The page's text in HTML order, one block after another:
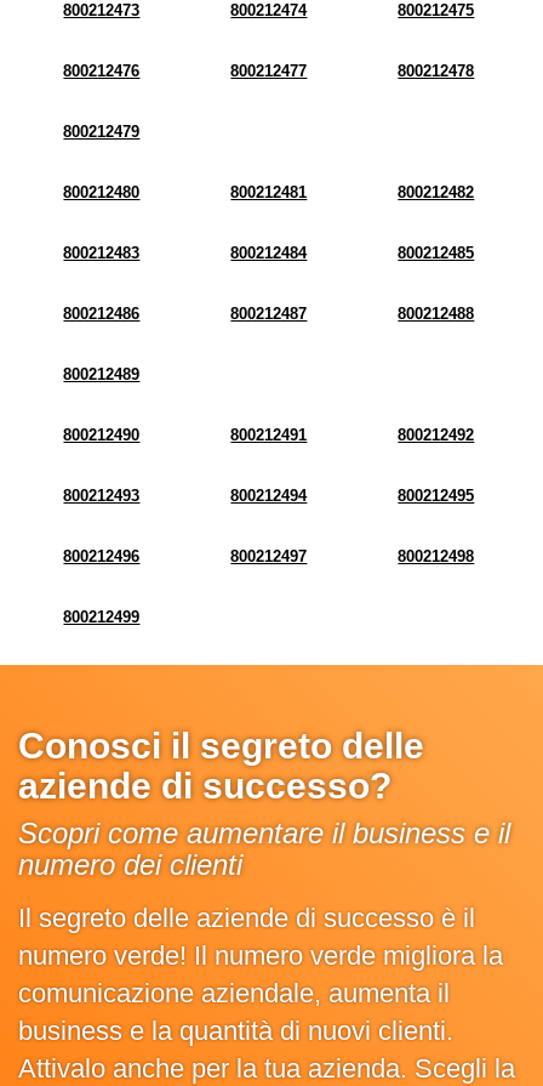
800212473 800212474 800212475
800212476 800212477 800212478
800212479
800212480 800212481 800212482
800212483 800212484 800212485
800212486 800212487 800212488
800212489
800212490 800212491 800212492
800212493 800212494 800212495
800212496 800212497 800212498
800212499
Conosci il segreto delle
aziende di successo?
Scopri come aumentare il business e il
numero dei clienti
Il segreto delle aziende di successo è il
numero verde! Il numero verde migliora la
comunicazione aziendale, aumenta il
business e la quantità di nuovi clienti.
Attivalo anche per la tua azienda. Scegli la